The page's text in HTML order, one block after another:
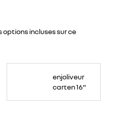
options incluses sur ce
enjoliveur
carten 16"